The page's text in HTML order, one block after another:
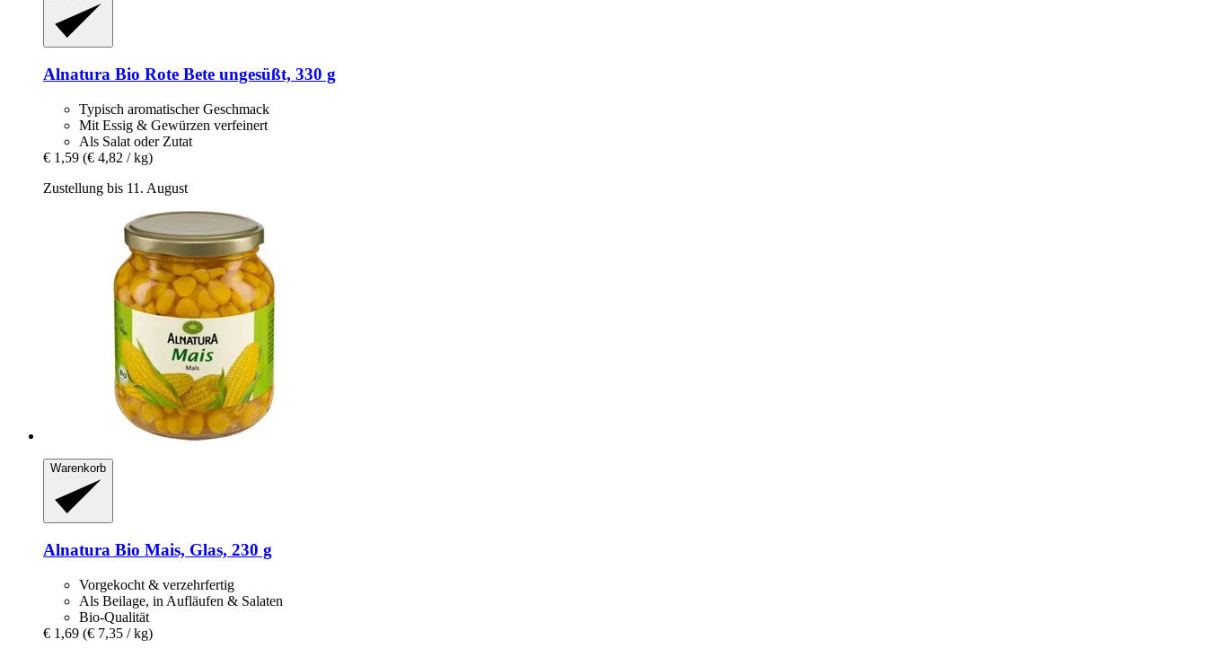
Alnatura Bio Rote Bete ungesüßt, 330 g
Typisch aromatischer Geschmack
Mit Essig & Gewürzen verfeinert
Als Salat oder Zutat
€ 1,59 (€ 4,82 / kg)
Zustellung bis 11. August
Warenkorb
Alnatura Bio Mais, Glas, 230 g
Vorgekocht & verzehrfertig
Als Beilage, in Aufläufen & Salaten
Bio-Qualität
€ 1,69 (€ 7,35 / kg)